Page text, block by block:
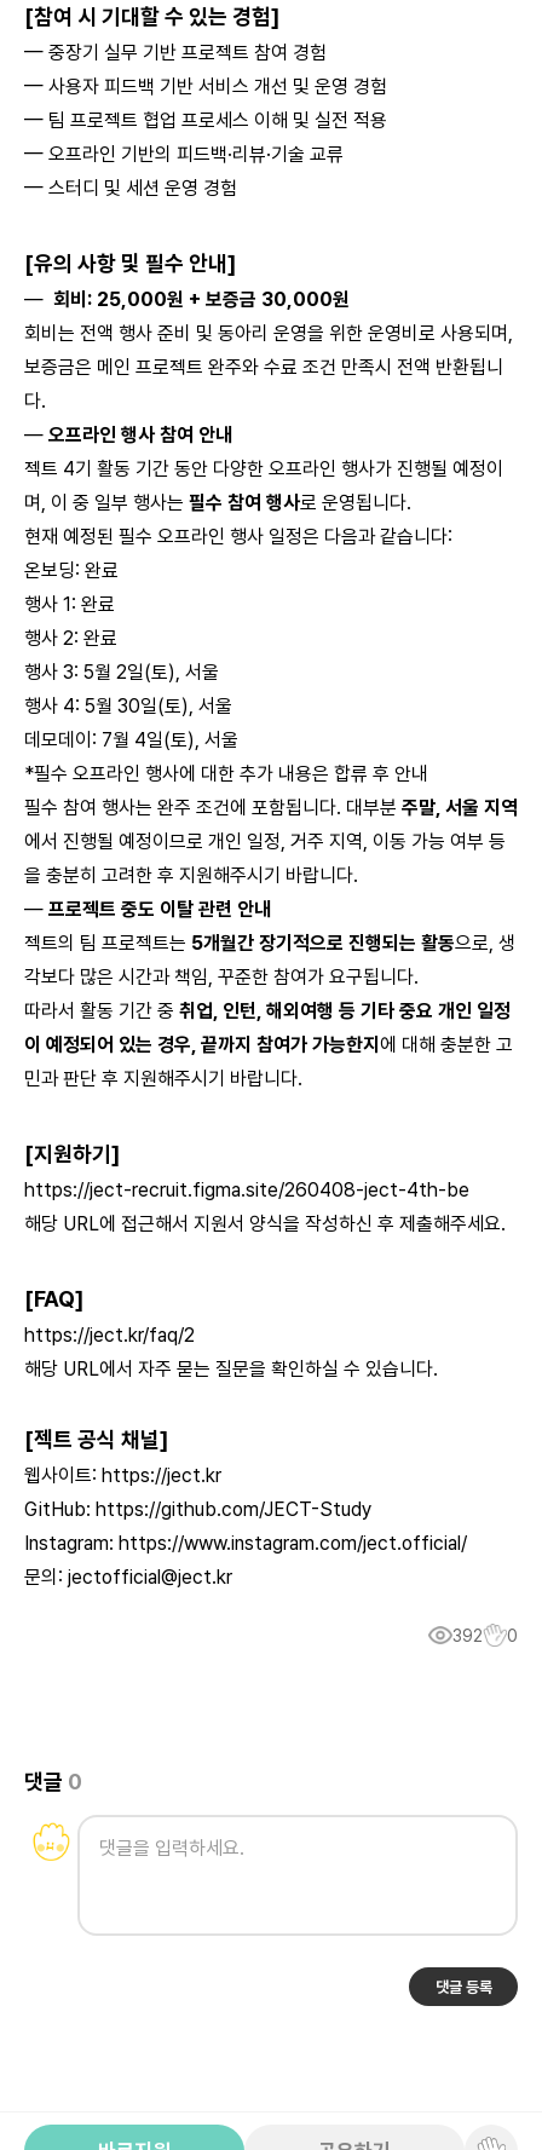
[참여 시 기대할 수 있는 경험]
— 중장기 실무 기반 프로젝트 참여 경험
— 사용자 피드백 기반 서비스 개선 및 운영 경험
— 팀 프로젝트 협업 프로세스 이해 및 실전 적용
— 오프라인 기반의 피드백·리뷰·기술 교류
— 스터디 및 세션 운영 경험
[유의 사항 및 필수 안내]
— 회비: 25,000원 + 보증금 30,000원
회비는 전액 행사 준비 및 동아리 운영을 위한 운영비로 사용되며,
보증금은 메인 프로젝트 완주와 수료 조건 만족시 전액 반환됩니
다.
— 오프라인 행사 참여 안내
젝트 4기 활동 기간 동안 다양한 오프라인 행사가 진행될 예정이
며, 이 중 일부 행사는 필수 참여 행사로 운영됩니다.
현재 예정된 필수 오프라인 행사 일정은 다음과 같습니다:
온보딩: 완료
행사 1: 완료
행사 2: 완료
행사 3: 5월 2일(토), 서울
행사 4: 5월 30일(토), 서울
데모데이: 7월 4일(토), 서울
*필수 오프라인 행사에 대한 추가 내용은 합류 후 안내
필수 참여 행사는 완주 조건에 포함됩니다. 대부분 주말, 서울 지역
에서 진행될 예정이므로 개인 일정, 거주 지역, 이동 가능 여부 등
을 충분히 고려한 후 지원해주시기 바랍니다.
— 프로젝트 중도 이탈 관련 안내
젝트의 팀 프로젝트는 5개월간 장기적으로 진행되는 활동으로, 생
각보다 많은 시간과 책임, 꾸준한 참여가 요구됩니다.
따라서 활동 기간 중 취업, 인턴, 해외여행 등 기타 중요 개인 일정
이 예정되어 있는 경우, 끝까지 참여가 가능한지 에 대해 충분한 고
민과 판단 후 지원해주시기 바랍니다.
[지원하기]
https://ject-recruit.figma.site/260408-ject-4th-be
해당 URL에 접근해서 지원서 양식을 작성하신 후 제출해주세요.
[FAQ]
https://ject.kr/faq/2
해당 URL에서 자주 묻는 질문을 확인하실 수 있습니다.
[젝트 공식 채널]
웹사이트: https://ject.kr
GitHub: https://github.com/JECT-Study
Instagram: https://www.instagram.com/ject.official/
문의: jectofficial@ject.kr
392 0
댓글 0
댓글 등록